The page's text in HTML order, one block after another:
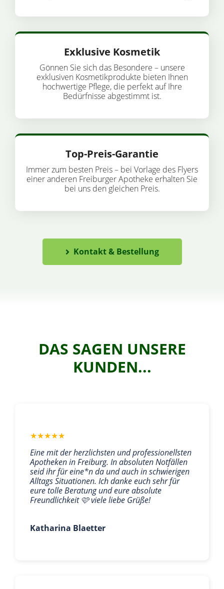
Exklusive Kosmetik
Gönnen Sie sich das Besondere – unsere
exklusiven Kosmetikprodukte bieten Ihnen
hochwertige Pflege, die perfekt auf Ihre
Bedürfnisse abgestimmt ist.
Top-Preis-Garantie
Immer zum besten Preis – bei Vorlage des Flyers
einer anderen Freiburger Apotheke erhalten Sie
bei uns den gleichen Preis.
Kontakt & Bestellung
DAS SAGEN UNSERE
KUNDEN...
★★★★★
Eine mit der herzlichsten und professionellsten
Apotheken in Freiburg. In absoluten Notfällen
seid ihr für eine*n da und auch in schwierigen
Alltags Situationen. Ich danke euch sehr für
eure tolle Beratung und eure absolute
Freundlichkeit 🩷 viele liebe Grüße!
Katharina Blaetter